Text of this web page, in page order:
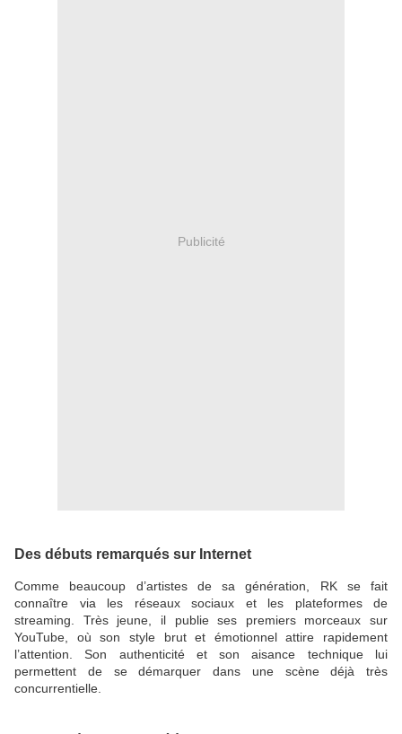
Publicité
Des débuts remarqués sur Internet
Comme beaucoup d’artistes de sa génération, RK se fait
connaître via les réseaux sociaux et les plateformes de
streaming. Très jeune, il publie ses premiers morceaux sur
YouTube, où son style brut et émotionnel attire rapidement
l’attention. Son authenticité et son aisance technique lui
permettent de se démarquer dans une scène déjà très
concurrentielle.